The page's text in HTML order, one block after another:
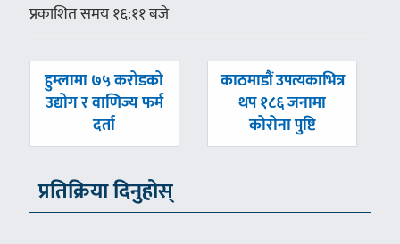
प्रकाशित समय १६:११ बजे
पछिल्लाे
-
हुम्लामा ७५ करोडको
उद्योग र वाणिज्य फर्म
दर्ता
अघिल्लाे
काठमाडौं उपत्यकाभित्र
थप १८६ जनामा
कोरोना पुष्टि
प्रतिक्रिया दिनुहोस्